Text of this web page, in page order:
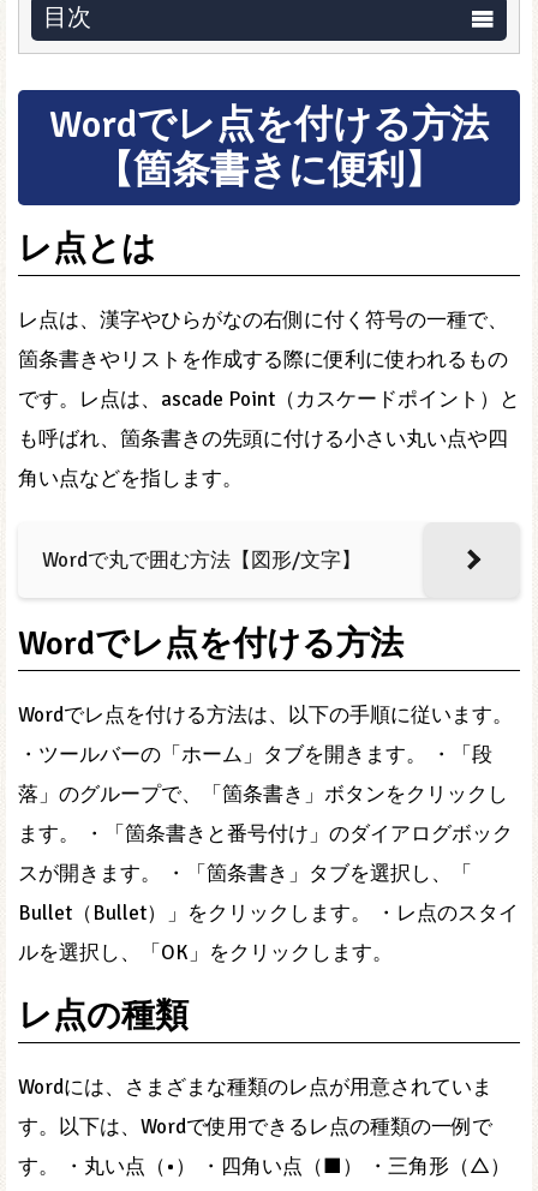
目次
Wordでレ点を付ける方法
【箇条書きに便利】
レ点とは
レ点は、漢字やひらがなの右側に付く符号の一種で、
箇条書きやリストを作成する際に便利に使われるもの
です。レ点は、ascade Point（カスケードポイント）と
も呼ばれ、箇条書きの先頭に付ける小さい丸い点や四
角い点などを指します。
Wordで丸で囲む方法【図形/文字】
Wordでレ点を付ける方法
Wordでレ点を付ける方法は、以下の手順に従います。
・ツールバーの「ホーム」タブを開きます。 ・「段
落」のグループで、「箇条書き」ボタンをクリックし
ます。 ・「箇条書きと番号付け」のダイアログボック
スが開きます。 ・「箇条書き」タブを選択し、「
Bullet（Bullet）」をクリックします。 ・レ点のスタイ
ルを選択し、「OK」をクリックします。
レ点の種類
Wordには、さまざまな種類のレ点が用意されていま
す。以下は、Wordで使用できるレ点の種類の一例で
す。 ・丸い点（•） ・四角い点（■） ・三角形（△）